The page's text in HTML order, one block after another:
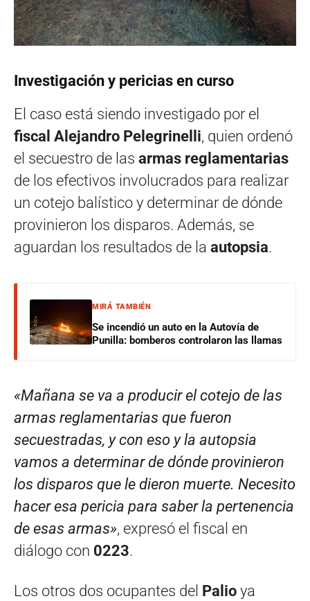
Investigación y pericias en curso
El caso está siendo investigado por el
fiscal Alejandro Pelegrinelli, quien ordenó
el secuestro de las armas reglamentarias
de los efectivos involucrados para realizar
un cotejo balístico y determinar de dónde
provinieron los disparos. Además, se
aguardan los resultados de la autopsia.
MIRÁ TAMBIÉN
Se incendió un auto en la Autovía de
Punilla: bomberos controlaron las llamas
«Mañana se va a producir el cotejo de las
armas reglamentarias que fueron
secuestradas, y con eso y la autopsia
vamos a determinar de dónde provinieron
los disparos que le dieron muerte. Necesito
hacer esa pericia para saber la pertenencia
de esas armas», expresó el fiscal en
diálogo con 0223.
Los otros dos ocupantes del Palio ya